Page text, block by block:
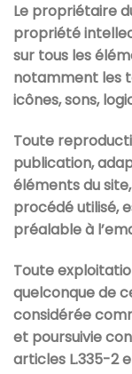
Le propriétaire
propriété
sur tous les
notamment les
icônes, sons,
Toute
publication,
éléments du
procédé utilisé,
préalable à
Toute
quelconque de
considérée
et poursuivie
articles L.335-2